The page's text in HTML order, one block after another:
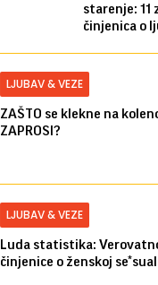
starenje: 11
činjenica o
LJUBAV & VEZE
ZAŠTO se klekne na
ZAPROSI?
LJUBAV & VEZE
Luda statistika:
činjenice o ženskoj